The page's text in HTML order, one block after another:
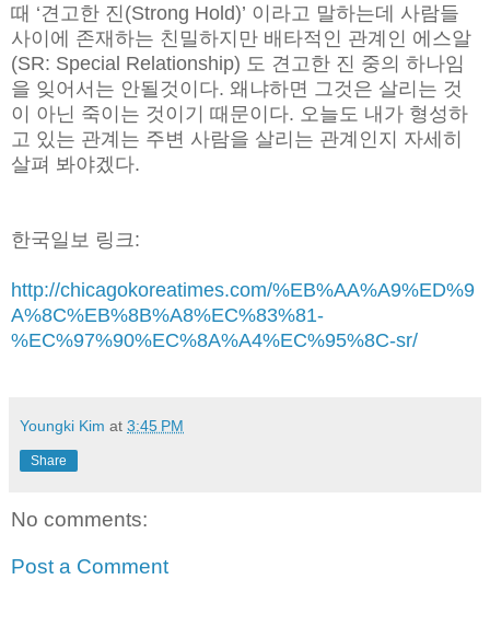
때 ‘견고한 진(Strong Hold)’ 이라고 말하는데 사람들
사이에 존재하는 친밀하지만 배타적인 관계인 에스알
(SR: Special Relationship) 도 견고한 진 중의 하나임
을 잊어서는 안될것이다. 왜냐하면 그것은 살리는 것
이 아닌 죽이는 것이기 때문이다. 오늘도 내가 형성하
고 있는 관계는 주변 사람을 살리는 관계인지 자세히
살펴 봐야겠다.
한국일보 링크:
http://chicagokoreatimes.com/%EB%AA%A9%ED%9
A%8C%EB%8B%A8%EC%83%81-
%EC%97%90%EC%8A%A4%EC%95%8C-sr/
Youngki Kim at 3:45 PM
Share
No comments:
Post a Comment